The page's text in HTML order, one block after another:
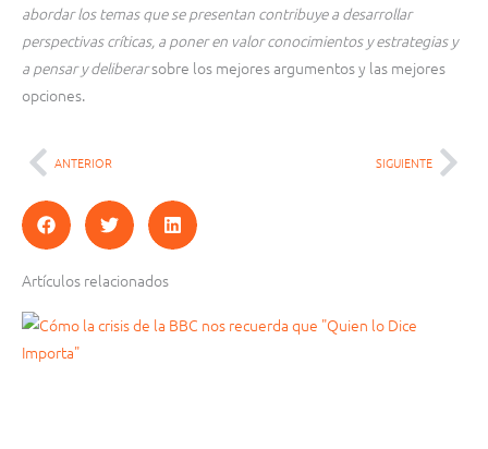
abordar los temas que se presentan contribuye a desarrollar
perspectivas críticas, a poner en valor conocimientos y estrategias y
a pensar y deliberarsobre los mejores argumentos y las mejores
opciones.
AntANTERIOR SIGUIENTE
Artículos relacionados
PáginaPáginaPáginaPáginaPáginaPáginaPáginaPáginaPáginaPáginaPáginaPáginaPágina
PáginaPáginaPáginaPáginaPáginaPáginaPáginaPáginaPáginaPáginaPáginaPágina
PáginaPáginaPáginaPáginaPáginaPáginaPáginaPáginaPáginaPáginaPáginaPágina
PáginaPáginaPáginaPáginaPáginaPágina